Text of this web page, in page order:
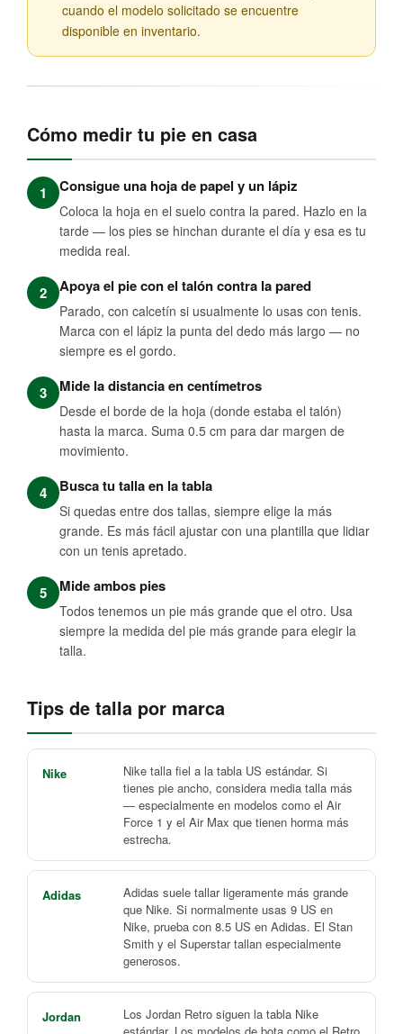
cuando el modelo solicitado se encuentre
disponible en inventario.
Cómo medir tu pie en casa
1 Consigue una hoja de papel y un lápiz
Coloca la hoja en el suelo contra la pared. Hazlo en la
tarde — los pies se hinchan durante el día y esa es tu
medida real.
2 Apoya el pie con el talón contra la pared
Parado, con calcetín si usualmente lo usas con tenis.
Marca con el lápiz la punta del dedo más largo — no
siempre es el gordo.
3 Mide la distancia en centímetros
Desde el borde de la hoja (donde estaba el talón)
hasta la marca. Suma 0.5 cm para dar margen de
movimiento.
4 Busca tu talla en la tabla
Si quedas entre dos tallas, siempre elige la más
grande. Es más fácil ajustar con una plantilla que lidiar
con un tenis apretado.
5 Mide ambos pies
Todos tenemos un pie más grande que el otro. Usa
siempre la medida del pie más grande para elegir la
talla.
Tips de talla por marca
Nike
Nike talla fiel a la tabla US estándar. Si
tienes pie ancho, considera media talla más
— especialmente en modelos como el Air
Force 1 y el Air Max que tienen horma más
estrecha.
Adidas
Adidas suele tallar ligeramente más grande
que Nike. Si normalmente usas 9 US en
Nike, prueba con 8.5 US en Adidas. El Stan
Smith y el Superstar tallan especialmente
generosos.
Jordan
Los Jordan Retro siguen la tabla Nike